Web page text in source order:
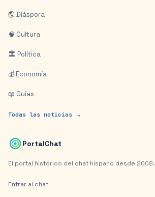
🌎 Diáspora
🧠 Cultura
🏛️ Política
💰 Economía
📖 Guías
Todas las noticias →
PortalChat
El portal histórico del chat hispano desde 2008.
Entrar al chat